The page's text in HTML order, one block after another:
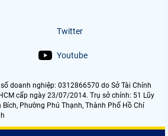
Twitter
Youtube
số doanh nghiệp: 0312866570 do Sở Tài Chính
cấp ngày 23/07/2014. Trụ sở chính: 51 Lũy
Bích, Phường Phú Thạnh, Thành Phố Hồ Chí